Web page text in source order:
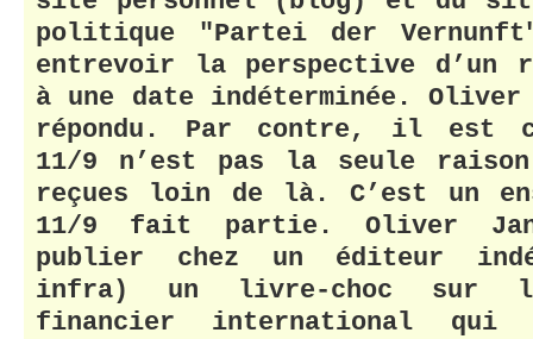
politique "Partei der
entrevoir la perspective d’un
à une date indéterminée. Oliver
répondu. Par contre, il est
11/9 n’est pas la seule raison
reçues loin de là. C’est un
11/9 fait partie. Oliver
publier chez un éditeur
infra) un livre-choc sur
financier international qui